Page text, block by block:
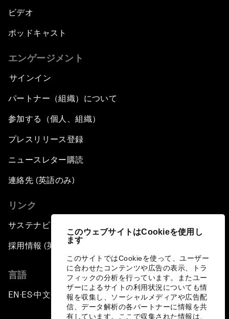
このウェブサイトはCookieを使用し
ます
このサイトではCookieを使って、ユーザー
に合わせたコンテンツや広告の表示、トラ
フィックの分析を行っています。またユー
ザーによるサイトの利用状況についても情
報を収集し、ソーシャルメディアや広告配
信、データ解析の各パートナーに情報を共
有しています。ここで収集された情報は、
ビデオ
ポッドキャスト
エンゲージメント
サインイン
パートナー（組織）について
参加する（個人、組織）
プレスリリース登録
ニュースレター購読
連絡先 (英語のみ)
リンク
サステナビリティへの取り組み
採用情報 (英語のみ)
言語
EN ▪ES▪中文▪ 日本語